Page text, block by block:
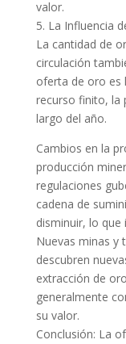
valor.
5. La Influencia
La cantidad de
circulación
oferta de oro es
recurso finito, la
largo del año.
Cambios en la
producción
regulaciones
cadena de
disminuir, lo que
Nuevas minas y
descubren
extracción de
generalmente
su valor.
Conclusión: La